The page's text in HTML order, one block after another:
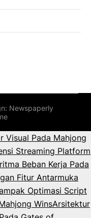
Newspaperly
Visual Pada Mahjong
Streaming Platform
Beban Kerja Pada
Fitur Antarmuka
Optimasi Script
WinsArsitektur